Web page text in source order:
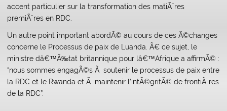
accent particulier sur la transformation des matiÃ¨res
premiÃ¨res en RDC.
Un autre point important abordÃ© au cours de ces Ã©changes
concerne le Processus de paix de Luanda. Ã€ ce sujet, le
ministre dâ€™Ã‰tat britannique pour lâ€™Afrique a affirmÃ© :
“nous sommes engagÃ©s Ã soutenir le processus de paix entre
la RDC et le Rwanda et Ã maintenir l’intÃ©gritÃ© de frontiÃ¨res
de la RDC”.